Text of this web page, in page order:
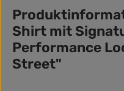
Shirt mit
Performance
Street"